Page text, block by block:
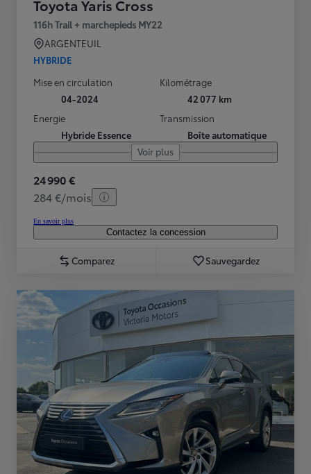
Toyota Yaris Cross
116h Trail + marchepieds MY22
ARGENTEUIL
HYBRIDE
Mise en circulation
04-2024
Kilométrage
42 077 km
Energie
Hybride Essence
Transmission
Boîte automatique
Voir plus
24 990 €
284 €/mois
En savoir plus
Contactez la concession
Comparez Sauvegardez